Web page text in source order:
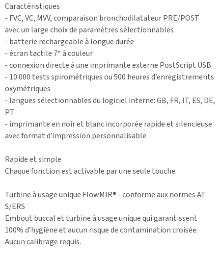
Caractéristiques
- FVC, VC, MVV, comparaison bronchodilatateur PRE/POST
avec un large choix de paramètres sélectionnables
- batterie rechargeable à longue durée
- écran tactile 7“ à couleur
- connexion directe à une imprimante externe PostScript USB
- 10 000 tests spirométriques ou 500 heures d’enregistrements
oxymétriques
- langues sélectionnables du logiciel interne: GB, FR, IT, ES, DE,
PT
- imprimante en noir et blanc incorporée rapide et silencieuse
avec format d’impression personnalisable
Rapide et simple
Chaque fonction est activable par une seule touche.
Turbine à usage unique FlowMIR® - conforme aux normes AT
S/ERS
Embout buccal et turbine à usage unique qui garantissent
100% d’hygiène et aucun risque de contamination croisée.
Aucun calibrage requis.